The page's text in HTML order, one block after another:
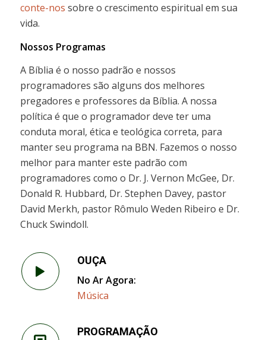
conte-nos sobre o crescimento espiritual em sua
vida.
Nossos Programas
A Bíblia é o nosso padrão e nossos
programadores são alguns dos melhores
pregadores e professores da Bíblia. A nossa
política é que o programador deve ter uma
conduta moral, ética e teológica correta, para
manter seu programa na BBN. Fazemos o nosso
melhor para manter este padrão com
programadores como o Dr. J. Vernon McGee, Dr.
Donald R. Hubbard, Dr. Stephen Davey, pastor
David Merkh, pastor Rômulo Weden Ribeiro e Dr.
Chuck Swindoll.
OUÇA
No Ar Agora:
Música
PROGRAMAÇÃO